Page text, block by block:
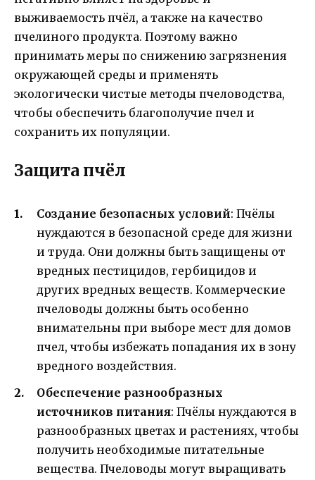
выживаемость пчёл, а также на качество
пчелиного продукта. Поэтому важно
принимать меры по снижению загрязнения
окружающей среды и применять
экологически чистые методы пчеловодства,
чтобы обеспечить благополучие пчел и
сохранить их популяции.
Защита пчёл
Создание безопасных условий: Пчёлы
нуждаются в безопасной среде для жизни
и труда. Они должны быть защищены от
вредных пестицидов, гербицидов и
других вредных веществ. Коммерческие
пчеловоды должны быть особенно
внимательны при выборе мест для домов
пчел, чтобы избежать попадания их в зону
вредного воздействия.
Обеспечение разнообразных
источников питания: Пчёлы нуждаются в
разнообразных цветах и растениях, чтобы
получить необходимые питательные
вещества. Пчеловоды могут выращивать